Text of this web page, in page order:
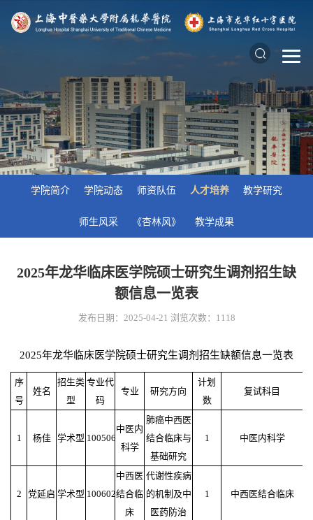
学院简介 学院动态 师资队伍 人才培养 教学研究
师生风采 《杏林风》 教学成果
2025年龙华临床医学院硕士研究生调剂招生缺
额信息一览表
发布日期：2025-04-21 浏览次数： 1118
2025年龙华临床医学院硕士研究生调剂招生缺额信息一览表
序
号
姓名
招生类
型
专业代
码
专业 研究方向
计划
数
复试科目
1 杨佳 学术型 100506
中医内
科学
肺癌中西医
结合临床与
基础研究
1 中医内科学
2 党延启 学术型 100602
中西医
结合临
床
代谢性疾病
的机制及中
医药防治
1 中西医结合临床